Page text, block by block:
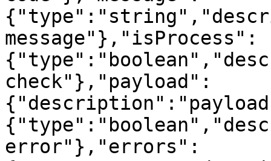
message"},"isProcess":
check"},"payload":
error"},"errors":